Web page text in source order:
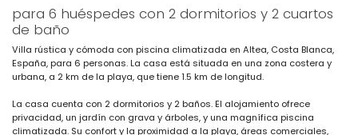
para 6 huéspedes con 2 dormitorios y 2 cuartos
de baño
Villa rústica y cómoda con piscina climatizada en Altea, Costa Blanca,
España, para 6 personas. La casa está situada en una zona costera y
urbana, a 2 km de la playa, que tiene 1.5 km de longitud.
La casa cuenta con 2 dormitorios y 2 baños. El alojamiento ofrece
privacidad, un jardín con grava y árboles, y una magnífica piscina
climatizada. Su confort y la proximidad a la playa, áreas comerciales,